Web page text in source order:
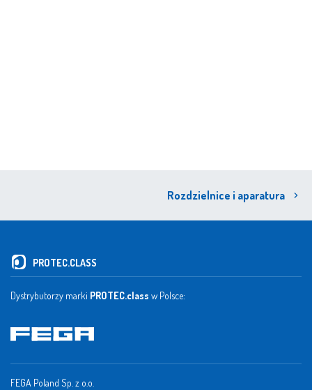
Rozdzielnice i aparatura
PROTEC.CLASS
Dystrybutorzy marki PROTEC.class w Polsce:
FEGA Poland Sp. z o.o.